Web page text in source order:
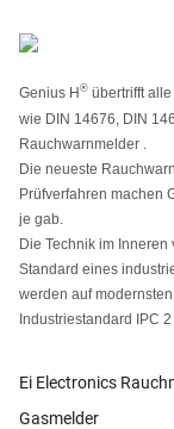
Genius H® übertrifft
wie DIN 14676, DIN
Rauchwarnmelder .
Die neueste
Prüfverfahren machen
je gab.
Die Technik im Inneren
Standard eines
werden auf
Industriestandard IPC 2
Ei Electronics
Gasmelder